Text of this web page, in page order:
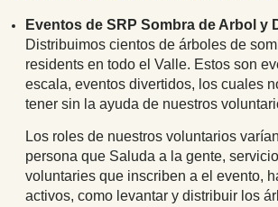
Eventos de SRP Sombra de Arbol y
Distribuimos cientos de árboles de
residents en todo el Valle. Estos son
escala, eventos divertidos, los cuales
tener sin la ayuda de nuestros
Los roles de nuestros voluntarios
persona que Saluda a la gente,
voluntaries que inscriben a el evento,
activos, como levantar y distribuir los